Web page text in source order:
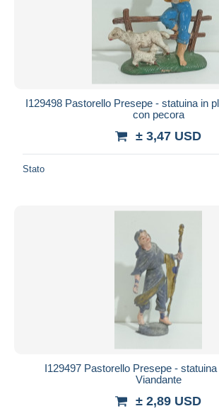
I129498 Pastorello Presepe - statuina in
con pecora
± 3,47 USD
Stato
I129497 Pastorello Presepe -
Viandante
± 2,89 USD